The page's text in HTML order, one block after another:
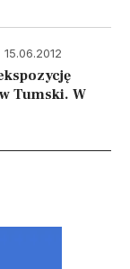
15.06.2012
Tumski. W